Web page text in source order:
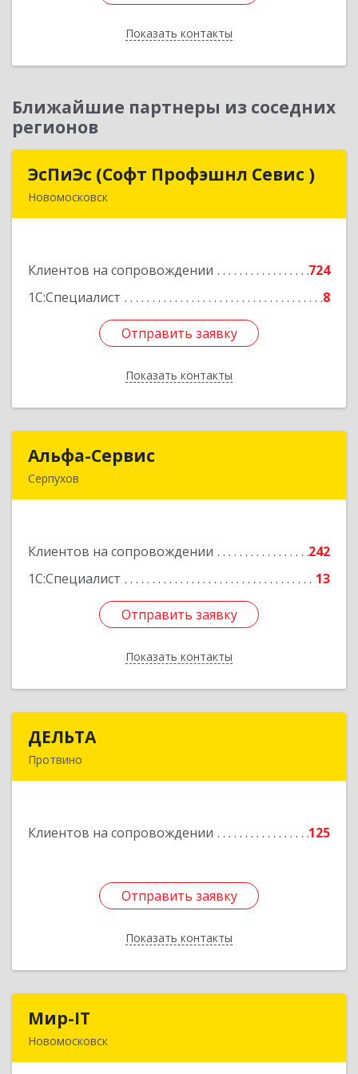
Показать контакты
Назад
Ближайшие партнеры из соседних
регионов
ЭсПиЭс (Софт Профэшнл Севис )
Новомосковск
Клиентов на сопровождении
724
1С:Специалист
8
Отправить заявку
Показать контакты
ЭсПиЭс (Софт Профэшнл Севис )
Подробнее
Отправить заявку
Назад
Альфа-Сервис
Серпухов
Клиентов на сопровождении
242
1С:Специалист
13
Отправить заявку
Показать контакты
Подробнее
Отправить заявку
Назад
ДЕЛЬТА
Протвино
Клиентов на сопровождении 125
Отправить заявку
Показать контакты
Подробнее
Отправить заявку
Назад
Мир-IT
Новомосковск